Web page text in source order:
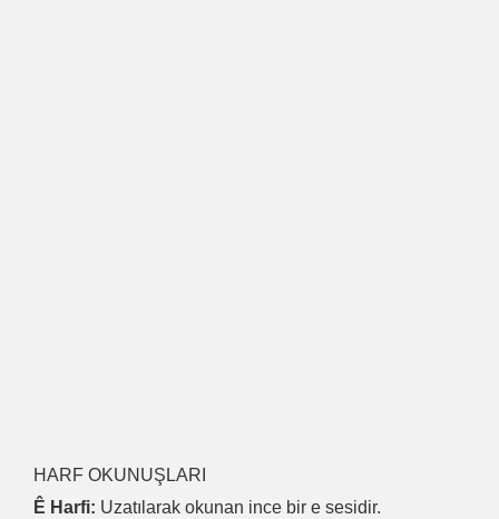
HARF OKUNUŞLARI
Ê Harfi: Uzatılarak okunan ince bir e sesidir.